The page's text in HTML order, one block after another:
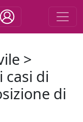
>
casi di
di